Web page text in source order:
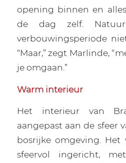
opening binnen en
de dag zelf.
verbouwingsperiode
“Maar,” zegt Marlinde,
je omgaan.”
Warm interieur
Het interieur van
aangepast aan de sfeer
bosrijke omgeving.
sfeervol ingericht,